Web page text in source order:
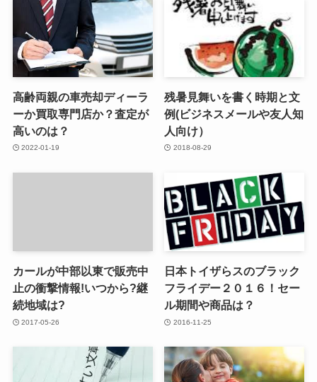
高齢両親の車売却ディーラ
ーか買取専門店か？査定が
高いのは？
2022-01-19
残暑見舞いを書く時期と文
例(ビジネスメールや友人知
人向け）
2018-08-29
カールが中部以東で販売中
止の衝撃情報!いつから?継
続地域は?
2017-05-26
日本トイザらスのブラック
フライデー２０１６！セー
ル期間や商品は？
2016-11-25